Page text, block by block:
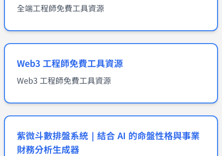
全端工程師免費工具資源
Web3 工程師免費工具資源
Web3 工程師免費工具資源
紫微斗數排盤系統｜結合 AI 的命盤性格與事業
財務分析生成器